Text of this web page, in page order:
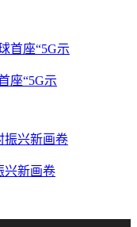
座“5G示
兴新画卷